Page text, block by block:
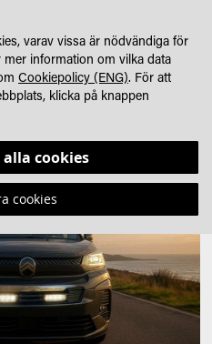
varav vissa är nödvändiga för
information om vilka data
Cookiepolicy (ENG). För att
klicka på knappen
cookies
cookies